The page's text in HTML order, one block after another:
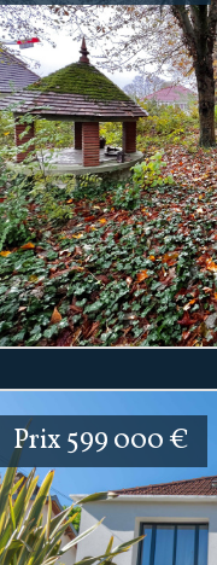
Prix599 000€